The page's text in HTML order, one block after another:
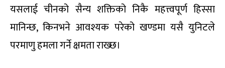
यसलाई चीनको सैन्य शक्तिको निकै महत्त्वपूर्ण हिस्सा
मानिन्छ, किनभने आवश्यक परेको खण्डमा यसै युनिटले
परमाणु हमला गर्ने क्षमता राख्छ।